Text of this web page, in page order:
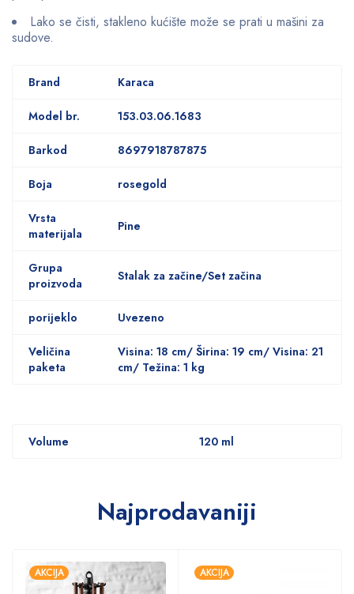
Lako se čisti, stakleno kućište može se prati u mašini za
sudove.
Brand Karaca
Model br. 153.03.06.1683
Barkod 8697918787875
Boja rosegold
Vrsta
materijala
Pine
Grupa
proizvoda
Stalak za začine/Set začina
porijeklo Uvezeno
Veličina
paketa
Visina: 18 cm/ Širina: 19 cm/ Visina: 21
cm/ Težina: 1 kg
Volume 120 ml
Najprodavaniji
AKCIJA AKCIJA